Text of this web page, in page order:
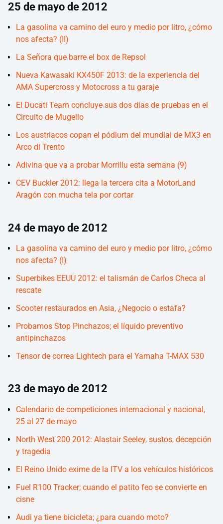
25 de mayo de 2012
La gasolina va camino del euro y medio por litro, ¿cómo
nos afecta? (II)
La Señora que barre el box de Repsol
Nueva Kawasaki KX450F 2013: de la experiencia del
AMA Supercross y Motocross a tu garaje
El Ducati Team concluye sus dos días de pruebas en el
Circuito de Mugello
Los austriacos copan el pódium del mundial de MX3 en
Arco di Trento
Adivina que va a probar Morrillu esta semana (9)
CEV Buckler 2012: llega la tercera cita a MotorLand
Aragón con mucha tela por cortar
24 de mayo de 2012
La gasolina va camino del euro y medio por litro, ¿cómo
nos afecta? (I)
Superbikes EEUU 2012: el talismán de Carlos Checa al
rescate
Scooter restaurados en Asia, ¿Negocio o estafa?
Probamos Stop Pinchazos; el líquido preventivo
antipinchazos
Tensor de correa Lightech para el Yamaha T-MAX 530
23 de mayo de 2012
Calendario de competiciones internacional y nacional,
25 al 27 de mayo
North West 200 2012: Alastair Seeley, sustos, decepción
y tragedia
El Reino Unido exime de la ITV a los vehículos históricos
Fuel R100 Tracker; cuando el patito feo se convierte en
cisne
Audi ya tiene bicicleta; ¿para cuando moto?